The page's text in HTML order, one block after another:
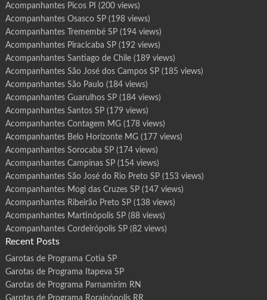
Acompanhantes Picos PI (200 views)
Acompanhantes Osasco SP(198 views)
Acompanhantes Tremembé SP(194 views)
Acompanhantes Piracicaba SP(192 views)
Acompanhantes Santiago de Chile(189 views)
Acompanhantes São José dos Campos SP(185 views)
Acompanhantes São Paulo(184 views)
Acompanhantes Guarulhos SP(184 views)
Acompanhantes Santos SP(179 views)
Acompanhantes Contagem MG(178 views)
Acompanhantes Belo Horizonte MG(177 views)
Acompanhantes Sorocaba SP(174 views)
Acompanhantes Campinas SP(154 views)
Acompanhantes São José do Rio Preto SP(153 views)
Acompanhantes Mogi das Cruzes SP(147 views)
Acompanhantes Ribeirão Preto SP(138 views)
Acompanhantes Martinópolis SP(88 views)
Acompanhantes Cordeirópolis SP(82 views)
Recent Posts
Garotas de Programa Cotia SP
Garotas de Programa Itapeva SP
Garotas de Programa Parnamirim RN